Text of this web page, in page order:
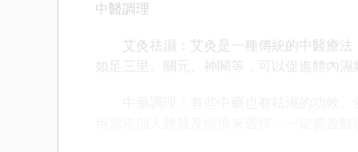
中醫調理
艾灸祛濕：艾灸是一種傳統的中醫療法
如足三里、關元、神闕等，可以促進體內